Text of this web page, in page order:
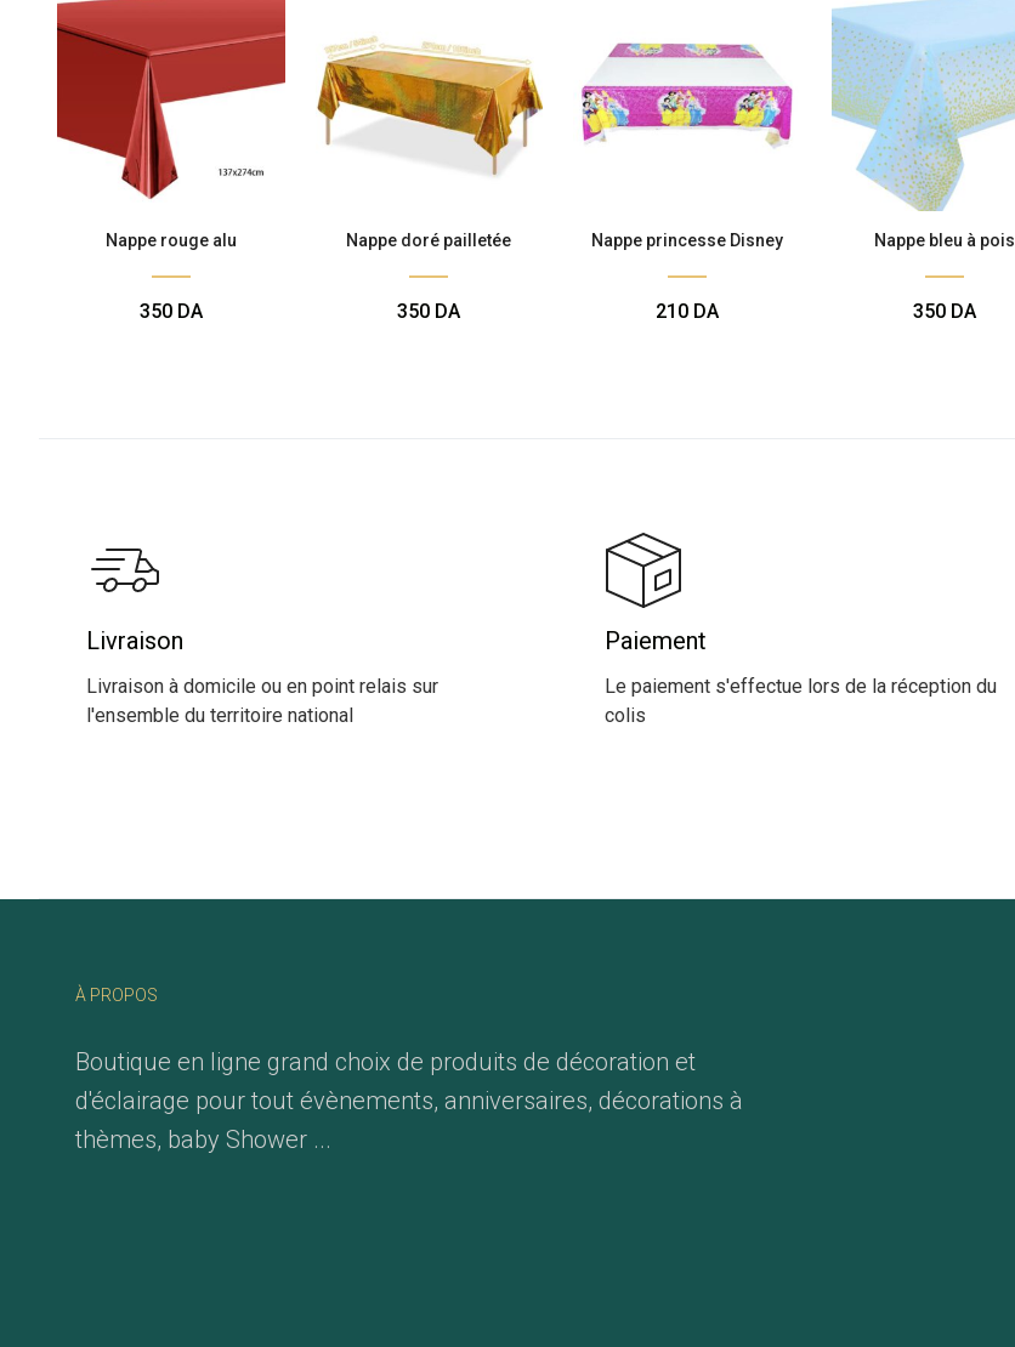
Nappe rouge alu
350 DA
Nappe doré pailletée
350 DA
Nappe princesse Disney
210 DA
Nappe bleu à pois
350 DA
Livraison
Livraison à domicile ou en point relais sur
l'ensemble du territoire national
Paiement
Le paiement s'effectue lors de la réception du
colis
À PROPOS
Boutique en ligne grand choix de produits de décoration et
d'éclairage pour tout évènements, anniversaires, décorations à
thèmes, baby Shower ...